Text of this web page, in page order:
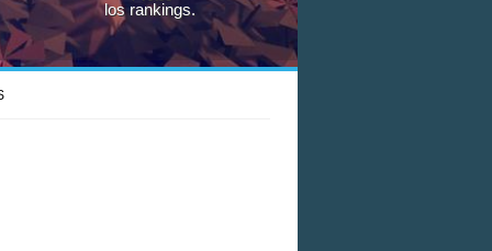
los rankings.